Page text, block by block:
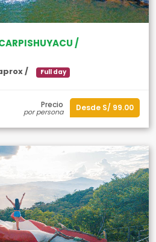
/
/ Full day
Precio
por persona Desde S/ 99.00